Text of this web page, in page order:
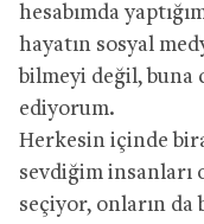
hesabımda
hayatın sosyal
bilmeyi değil, buna
ediyorum.
Herkesin içinde
sevdiğim insanları
seçiyor, onların